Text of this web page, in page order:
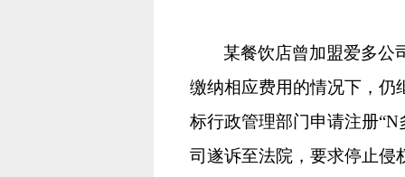
某餐饮店曾加盟爱多公
缴纳相应费用的情况下，仍
标行政管理部门申请注册
司遂诉至法院，要求停止侵